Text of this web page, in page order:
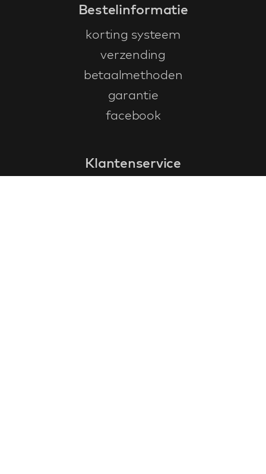
Bestelinformatie
korting systeem
verzending
betaalmethoden
garantie
facebook
Klantenservice